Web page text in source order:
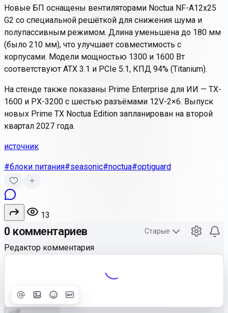
Новые БП оснащены вентиляторами Noctua NF-A12x25
G2 со специальной решёткой для снижения шума и
полупассивным режимом. Длина уменьшена до 180 мм
(было 210 мм), что улучшает совместимость с
корпусами. Модели мощностью 1300 и 1600 Вт
соответствуют ATX 3.1 и PCIe 5.1, КПД 94% (Titanium).
На стенде также показаны Prime Enterprise для ИИ — TX-
1600 и PX-3200 с шестью разъёмами 12V-2×6. Выпуск
новых Prime TX Noctua Edition запланирован на второй
квартал 2027 года.
источник
#блоки питания#seasonic#noctua#optiguard
13
0 комментариев Старые
Редактор комментария
Улучшить